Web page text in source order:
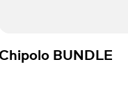
Chipolo BUNDLE